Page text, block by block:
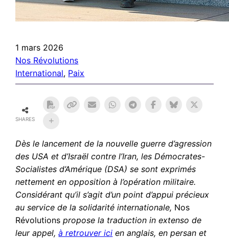
1 mars 2026
Nos Révolutions
International, Paix
SHARES
Dès le lancement de la nouvelle guerre d’agression
des USA et d’Israël contre l’Iran, les Démocrates-
Socialistes d’Amérique (DSA) se sont exprimés
nettement en opposition à l’opération militaire.
Considérant qu’il s’agit d’un point d’appui précieux
au service de la solidarité internationale, Nos
Révolutions propose la traduction in extenso de
leur appel,à retrouver ici en anglais, en persan et